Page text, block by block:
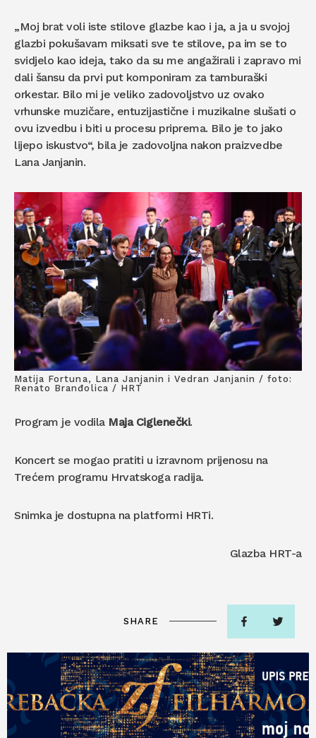
„Moj brat voli iste stilove glazbe kao i ja, a ja u svojoj
glazbi pokušavam miksati sve te stilove, pa im se to
svidjelo kao ideja, tako da su me angažirali i zapravo mi
dali šansu da prvi put komponiram za tamburaški
orkestar. Bilo mi je veliko zadovoljstvo uz ovako
vrhunske muzičare, entuzijastične i muzikalne slušati o
ovu izvedbu i biti u procesu priprema. Bilo je to jako
lijepo iskustvo“, bila je zadovoljna nakon praizvedbe
Lana Janjanin.
Matija Fortuna, Lana Janjanin i Vedran Janjanin / foto:
Renato Branđolica / HRT
Program je vodila Maja Ciglenečki.
Koncert se mogao pratiti u izravnom prijenosu na
Trećem programu Hrvatskoga radija.
Snimka je dostupna na platformi HRTi.
Glazba HRT-a
SHARE